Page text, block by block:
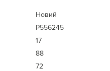
Новий
P556245
17
88
72